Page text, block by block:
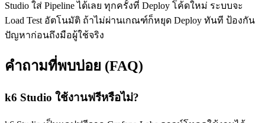
Studio ใส่ Pipeline ได้เลย ทุกครั้งที่ Deploy โค้ดใหม่ ระบบจะ
Load Test อัตโนมัติ ถ้าไม่ผ่านเกณฑ์ก็หยุด Deploy ทันที ป้องกัน
ปัญหาก่อนถึงมือผู้ใช้จริง
คำถามที่พบบ่อย (FAQ)
k6 Studio ใช้งานฟรีหรือไม่?